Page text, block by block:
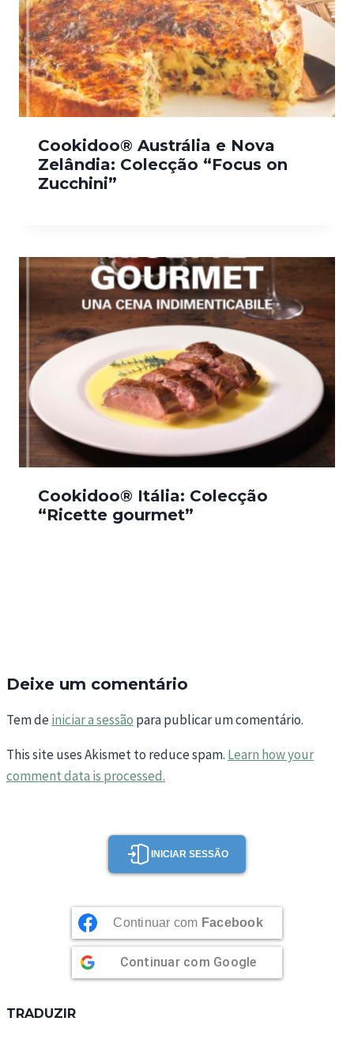
Cookidoo® Austrália e Nova
Zelândia: Colecção “Focus on
Zucchini”
Cookidoo® Itália: Colecção
“Ricette gourmet”
Deixe um comentário
Tem deiniciar a sessão para publicar um comentário.
This site uses Akismet to reduce spam. Learn how your
comment data is processed.
INICIAR SESSÃO
Continuar com Facebook
Continuar com Google
TRADUZIR